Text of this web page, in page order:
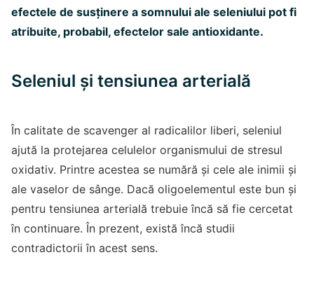
efectele de susținere a somnului ale seleniului pot fi
atribuite, probabil, efectelor sale antioxidante.
Seleniul și tensiunea arterială
În calitate de scavenger al radicalilor liberi, seleniul
ajută la protejarea celulelor organismului de stresul
oxidativ. Printre acestea se numără și cele ale inimii și
ale vaselor de sânge. Dacă oligoelementul este bun și
pentru tensiunea arterială trebuie încă să fie cercetat
în continuare. În prezent, există încă studii
contradictorii în acest sens.